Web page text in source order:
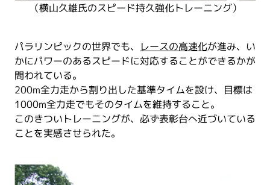
（横山久雄氏のスピード持久強化トレーニング）
パラリンピックの世界でも、 レースの高速化が進み、い
かにパワーのあるスピードに対応することができるかが
問われている。
200m全力走から割り出した基準タイムを設け、目標は
1000m全力走でもそのタイムを維持すること。
このきついトレーニングが、必ず表彰台へ近づいている
ことを実感させられた。